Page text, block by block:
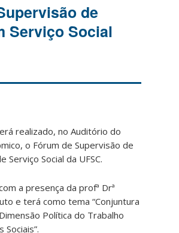
de
Serviço Social
realizado, no Auditório do
o Fórum de Supervisão de
Serviço Social da UFSC.
a presença da profª Drª
e terá como tema “Conjuntura
Política do Trabalho